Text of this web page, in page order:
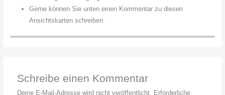
Gerne können Sie unten einen Kommentar zu diesen
Ansichtskarten schreiben.
Schreibe einen Kommentar
Deine E-Mail-Adresse wird nicht veröffentlicht. Erforderliche